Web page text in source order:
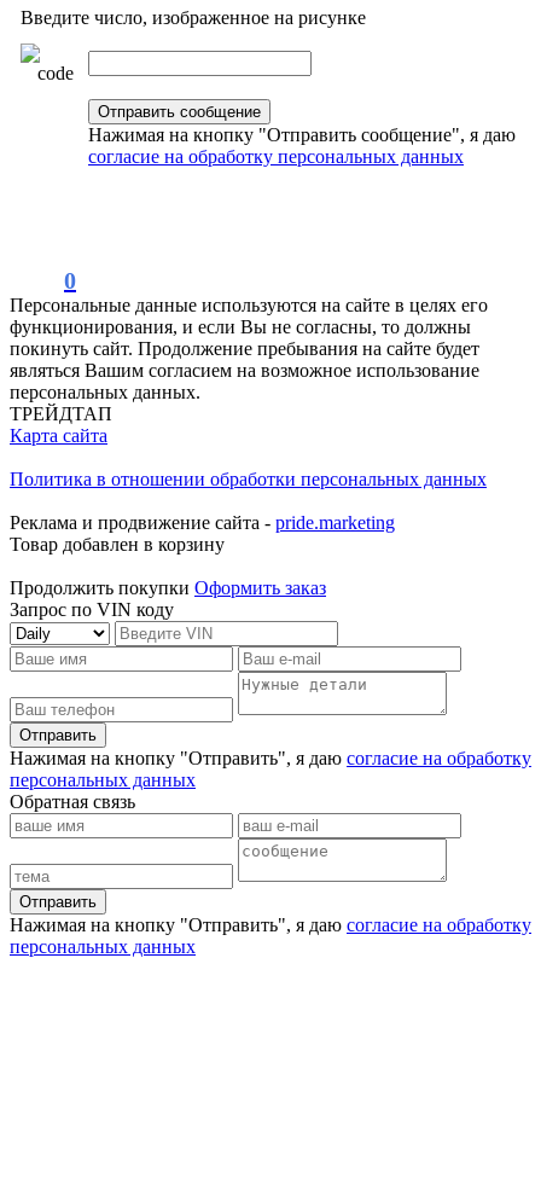
Введите число, изображенное на рисунке
Нажимая на кнопку "Отправить сообщение", я даю
согласие на обработку персональных данных
0
Персональные данные используются на сайте в целях его
функционирования, и если Вы не согласны, то должны
покинуть сайт. Продолжение пребывания на сайте будет
являться Вашим согласием на возможное использование
персональных данных.
ТРЕЙДТАП
Карта сайта
Политика в отношении обработки персональных данных
Реклама и продвижение сайта - pride.marketing
Товар добавлен в корзину
Продолжить покупки Оформить заказ
Запрос по VIN коду
Отправить
Нажимая на кнопку "Отправить", я даю согласие на обработку
персональных данных
Обратная связь
Отправить
Нажимая на кнопку "Отправить", я даю согласие на обработку
персональных данных